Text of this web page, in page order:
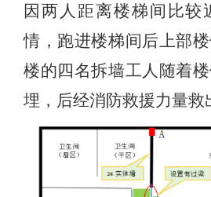
因两人距离楼梯间比较
情，跑进楼梯间后上部
楼的四名拆墙工人随着
埋，后经消防救援力量救